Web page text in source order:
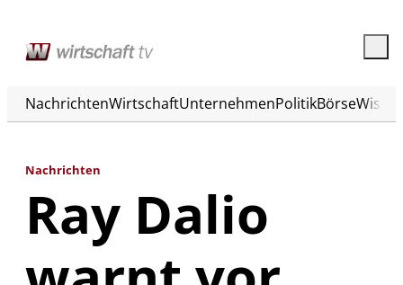
NachrichtenWirtschaftUnternehmenPolitikBörse
Nachrichten
Ray Dalio